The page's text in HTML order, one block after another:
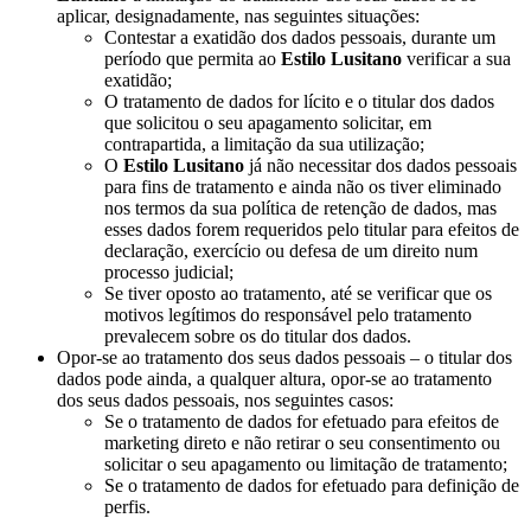
aplicar, designadamente, nas seguintes situações:
Contestar a exatidão dos dados pessoais, durante um
período que permita ao Estilo Lusitano verificar a sua
exatidão;
O tratamento de dados for lícito e o titular dos dados
que solicitou o seu apagamento solicitar, em
contrapartida, a limitação da sua utilização;
O Estilo Lusitano já não necessitar dos dados pessoais
para fins de tratamento e ainda não os tiver eliminado
nos termos da sua política de retenção de dados, mas
esses dados forem requeridos pelo titular para efeitos de
declaração, exercício ou defesa de um direito num
processo judicial;
Se tiver oposto ao tratamento, até se verificar que os
motivos legítimos do responsável pelo tratamento
prevalecem sobre os do titular dos dados.
Opor-se ao tratamento dos seus dados pessoais – o titular dos
dados pode ainda, a qualquer altura, opor-se ao tratamento
dos seus dados pessoais, nos seguintes casos:
Se o tratamento de dados for efetuado para efeitos de
marketing direto e não retirar o seu consentimento ou
solicitar o seu apagamento ou limitação de tratamento;
Se o tratamento de dados for efetuado para definição de
perfis.